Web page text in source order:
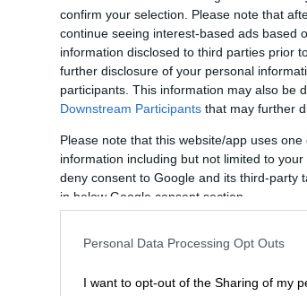
confirm your selection. Please note that
continue seeing interest-based ads based
information disclosed to third parties prior
further disclosure of your personal
participants. This information may also be
Downstream Participants that may further
Please note that this website/app uses
information including but not limited to
deny consent to Google and its third-party
in below Google consent section.
Personal Data Processing Opt Outs
I want to opt-out of the Sharing of my
στο First Dates